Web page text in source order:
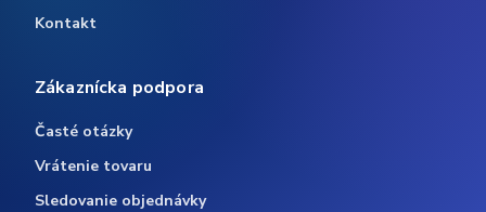
Kontakt
Zákaznícka podpora
Časté otázky
Vrátenie tovaru
Sledovanie objednávky